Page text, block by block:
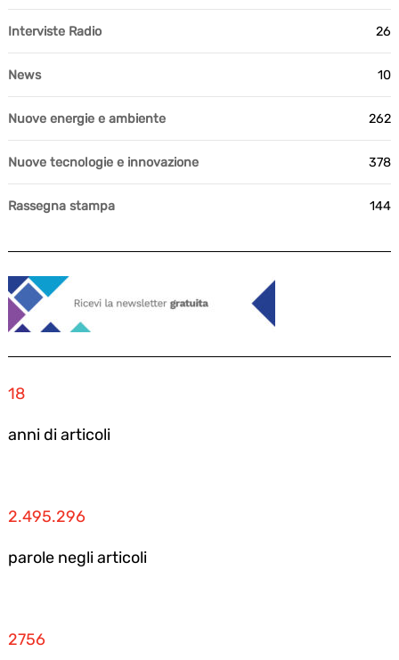
Interviste Radio 26
News 10
Nuove energie e ambiente 262
Nuove tecnologie e innovazione 378
Rassegna stampa 144
18
anni di articoli
2.495.296
parole negli articoli
2756